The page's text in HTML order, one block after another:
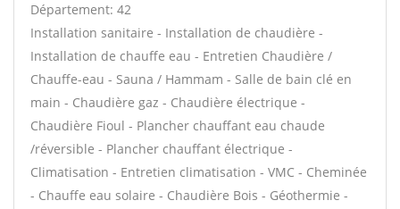
Département: 42
Installation sanitaire - Installation de chaudière -
Installation de chauffe eau - Entretien Chaudière /
Chauffe-eau - Sauna / Hammam - Salle de bain clé en
main - Chaudière gaz - Chaudière électrique -
Chaudière Fioul - Plancher chauffant eau chaude
/réversible - Plancher chauffant électrique -
Climatisation - Entretien climatisation - VMC - Cheminée
- Chauffe eau solaire - Chaudière Bois - Géothermie -